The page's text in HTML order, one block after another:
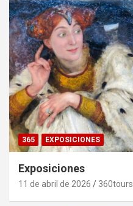
365 EXPOSICIONES
Exposiciones
11 de abril de 2026 360tours